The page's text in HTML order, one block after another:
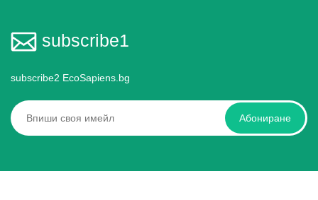
subscribe1
subscribe2 EcoSapiens.bg
Абониране